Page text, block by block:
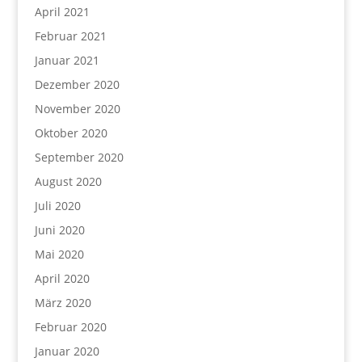
April 2021
Februar 2021
Januar 2021
Dezember 2020
November 2020
Oktober 2020
September 2020
August 2020
Juli 2020
Juni 2020
Mai 2020
April 2020
März 2020
Februar 2020
Januar 2020